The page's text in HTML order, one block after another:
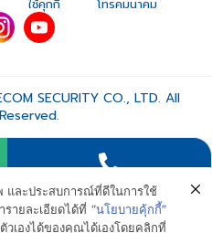
ใช้คุกกี้
โทรคมนาคม
SECURITY CO., LTD. All
CALL
และประสบการณ์ที่ดีในการใช้
ายละเอียดได้ที่ “นโยบายคุ้กกี้”
วเองได้ของคุณได้เองโดยคลิกที่